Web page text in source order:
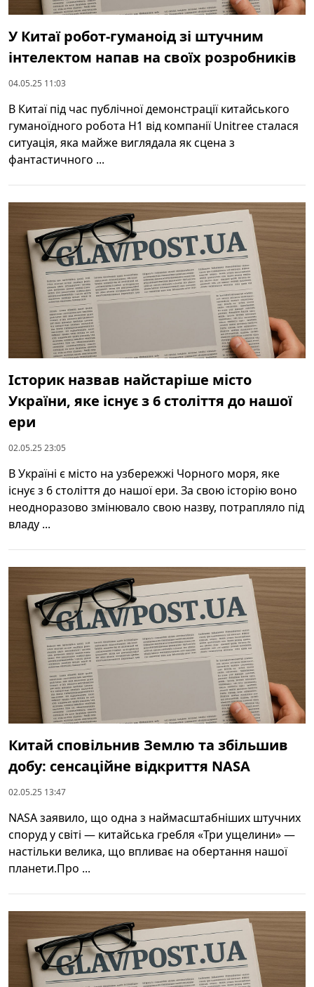
У Китаї робот-гуманоід зі штучним
інтелектом напав на своїх розробників
04.05.25 11:03
В Китаї під час публічної демонстрації китайського
гуманоїдного робота H1 від компанії Unitree сталася
ситуація, яка майже виглядала як сцена з
фантастичного ...
Історик назвав найстаріше місто
України, яке існує з 6 століття до нашої
ери
02.05.25 23:05
В Україні є місто на узбережжі Чорного моря, яке
існує з 6 століття до нашої ери. За свою історію воно
неодноразово змінювало свою назву, потрапляло під
владу ...
Китай сповільнив Землю та збільшив
добу: сенсаційне відкриття NASA
02.05.25 13:47
NASA заявило, що одна з наймасштабніших штучних
споруд у світі — китайська гребля «Три ущелини» —
настільки велика, що впливає на обертання нашої
планети.Про ...